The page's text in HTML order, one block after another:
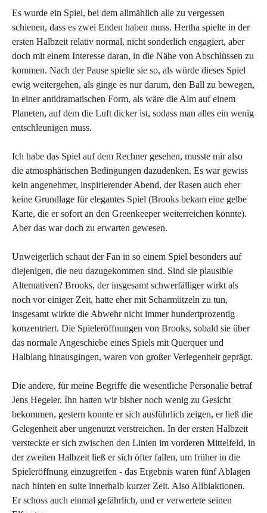
Es wurde ein Spiel, bei dem allmählich alle zu vergessen
schienen, dass es zwei Enden haben muss. Hertha spielte in der
ersten Halbzeit relativ normal, nicht sonderlich engagiert, aber
doch mit einem Interesse daran, in die Nähe von Abschlüssen zu
kommen. Nach der Pause spielte sie so, als würde dieses Spiel
ewig weitergehen, als ginge es nur darum, den Ball zu bewegen,
in einer antidramatischen Form, als wäre die Alm auf einem
Planeten, auf dem die Luft dicker ist, sodass man alles ein wenig
entschleunigen muss.
Ich habe das Spiel auf dem Rechner gesehen, musste mir also
die atmosphärischen Bedingungen dazudenken. Es war gewiss
kein angenehmer, inspirierender Abend, der Rasen auch eher
keine Grundlage für elegantes Spiel (Brooks bekam eine gelbe
Karte, die er sofort an den Greenkeeper weiterreichen könnte).
Aber das war doch zu erwarten gewesen.
Unweigerlich schaut der Fan in so einem Spiel besonders auf
diejenigen, die neu dazugekommen sind. Sind sie plausible
Alternativen? Brooks, der insgesamt schwerfälliger wirkt als
noch vor einiger Zeit, hatte eher mit Scharmützeln zu tun,
insgesamt wirkte die Abwehr nicht immer hundertprozentig
konzentriert. Die Spieleröffnungen von Brooks, sobald sie über
das normale Angeschiebe eines Spiels mit Querquer und
Halblang hinausgingen, waren von großer Verlegenheit geprägt.
Die andere, für meine Begriffe die wesentliche Personalie betraf
Jens Hegeler. Ihn hatten wir bisher noch wenig zu Gesicht
bekommen, gestern konnte er sich ausführlich zeigen, er ließ die
Gelegenheit aber ungenutzt verstreichen. In der ersten Halbzeit
versteckte er sich zwischen den Linien im vorderen Mittelfeld, in
der zweiten Halbzeit ließ er sich öfter fallen, um früher in die
Spieleröffnung einzugreifen - das Ergebnis waren fünf Ablagen
nach hinten en suite innerhalb kurzer Zeit. Also Alibiaktionen.
Er schoss auch einmal gefährlich, und er verwertete seinen